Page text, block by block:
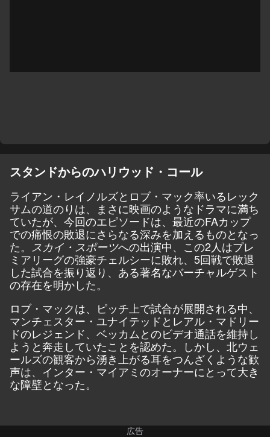
スタンドからのハリウッド・コール
ライアン・レイノルズとロブ・マック率いるレック
サムの道のりは、まさに映画のようなドラマに満ち
ていたが、今回のエピソードは、最近のFAカップ
での痛恨の敗退にさらなる深みを加えるものとなっ
た。
スカイ・スポーツへの出演中、この2人はプレ
ミアリーグの強豪チェルシーに敗れ、5回戦で敗退
した試合を振り返り、ある著名なバーチャルゲスト
の存在を明かした。
ロブ・マックは、ピッチ上で試合が展開される中、
マンチェスター・ユナイテッドとレアル・マドリー
ドのレジェンド、ベッカムとのビデオ通話を維持し
ようと奔走していたことを認めた。しかし、北ウェ
ールズの観客から湧き上がる耳をつんざくような歓
声は、インター・マイアミのオーナーにとって大き
な障壁となった。
広告